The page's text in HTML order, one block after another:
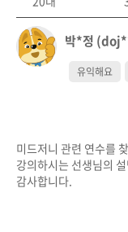
박*정
유익해요
미드저니 관련 연수를
강의하시는 선생님의
감사합니다.